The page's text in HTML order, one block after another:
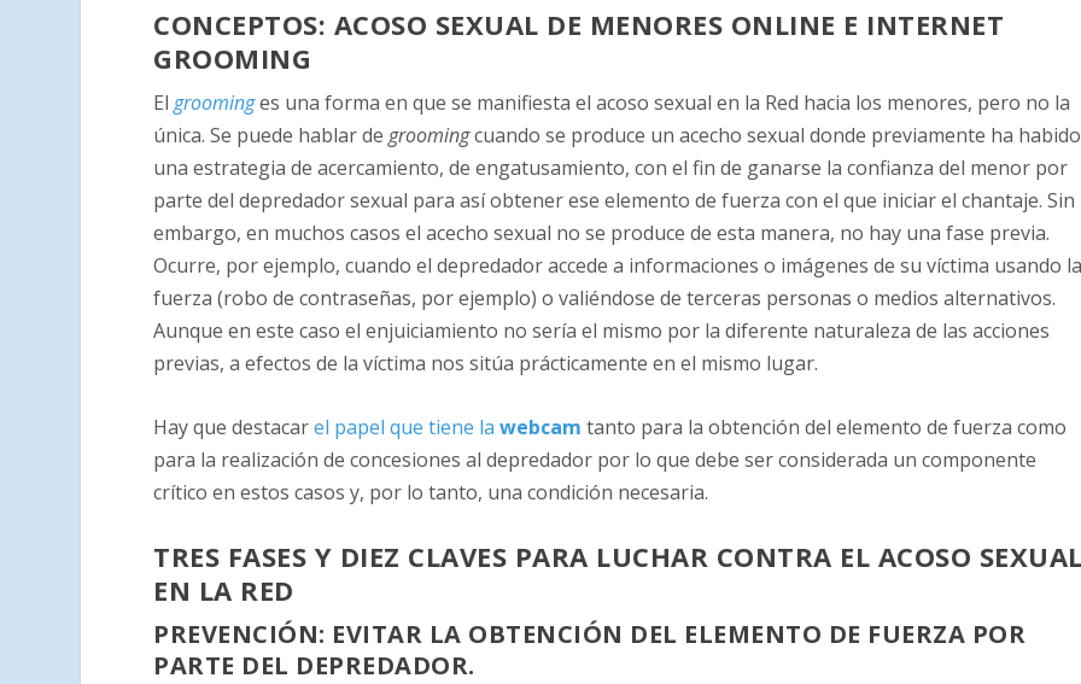
CONCEPTOS: ACOSO SEXUAL DE MENORES ONLINE E INTERNET
GROOMING
Elgroominges una forma en que se manifiesta el acoso sexual en la Red hacia los menores, pero no la
única. Se puede hablar degroomingcuando se produce un acecho sexual donde previamente ha habido
una estrategia de acercamiento, de engatusamiento, con el fin de ganarse la confianza del menor por
parte del depredador sexual para así obtener ese elemento de fuerza con el que iniciar el chantaje. Sin
embargo, en muchos casos el acecho sexual no se produce de esta manera, no hay una fase previa.
Ocurre, por ejemplo, cuando el depredador accede a informaciones o imágenes de su víctima usando
fuerza (robo de contraseñas, por ejemplo) o valiéndose de terceras personas o medios alternativos.
Aunque en este caso el enjuiciamiento no sería el mismo por la diferente naturaleza de las acciones
previas, a efectos de la víctima nos sitúa prácticamente en el mismo lugar.
Hay que destacarel papel que tiene lawebcam tanto para la obtención del elemento de fuerza como
para la realización de concesiones al depredador por lo que debe ser considerada un componente
crítico en estos casos y, por lo tanto, una condición necesaria.
TRES FASES Y DIEZ CLAVES PARA LUCHAR CONTRA EL ACOSO
EN LA RED
PREVENCIÓN: EVITAR LA OBTENCIÓN DEL ELEMENTO DE FUERZA POR
PARTE DEL DEPREDADOR.